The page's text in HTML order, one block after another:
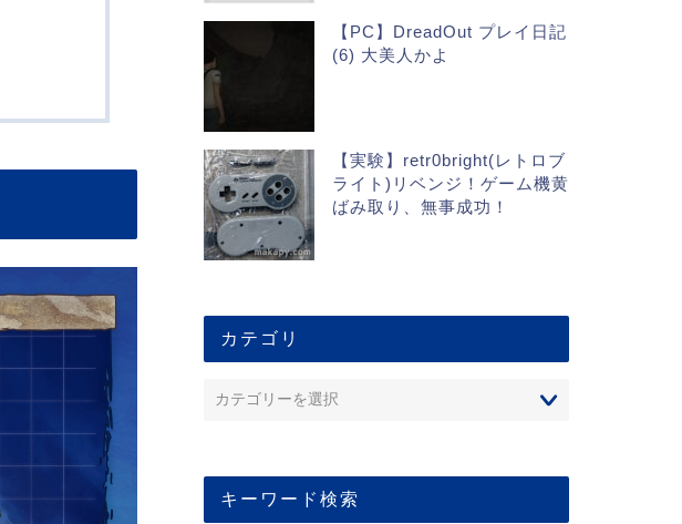
【PC】DreadOut プレイ日記
(6) 大美人かよ
【実験】retr0bright(レトロブ
ライト)リベンジ！ゲーム機黄
ばみ取り、無事成功！
カテゴリ
キーワード検索